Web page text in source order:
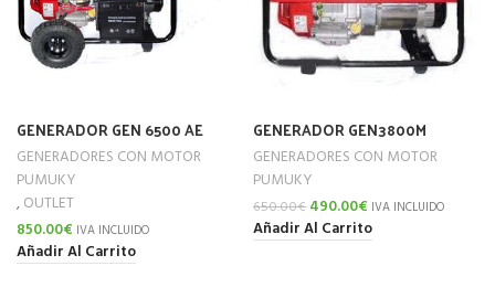
GENERADOR GEN 6500 AE
GENERADORES CON MOTOR
PUMUKY
,OUTLET
850.00€ IVA INCLUIDO
Añadir Al Carrito
GENERADOR GEN3800M
GENERADORES CON MOTOR
PUMUKY
650.00€ 490.00€ IVA INCLUIDO
Añadir Al Carrito